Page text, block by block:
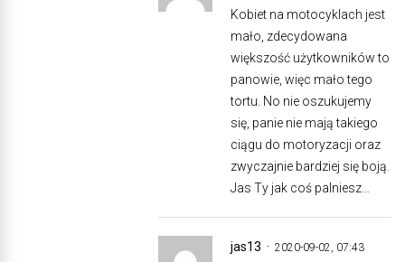
Kobiet na motocyklach jest
mało, zdecydowana
większość użytkowników to
panowie, więc mało tego
tortu. No nie oszukujemy
się, panie nie mają takiego
ciągu do motoryzacji oraz
zwyczajnie bardziej się boją.
Jas Ty jak coś palniesz…
jas13 2020-09-02, 07:43